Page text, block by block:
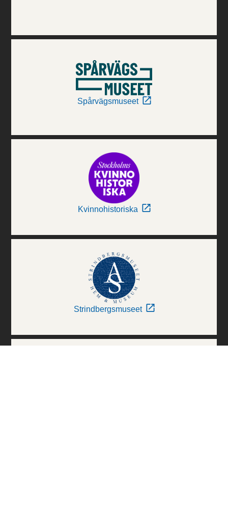
Spårvägsmuseet
Kvinnohistoriska
Strindbergsmuseet